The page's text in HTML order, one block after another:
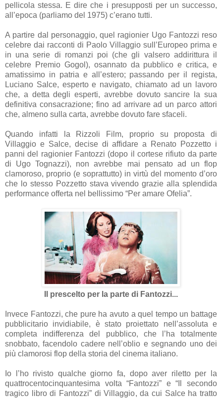
pellicola stessa. E dire che i presupposti per un successo,
all’epoca (parliamo del 1975) c’erano tutti.
A partire dal personaggio, quel ragionier Ugo Fantozzi reso
celebre dai racconti di Paolo Villaggio sull’Europeo prima e
in una serie di romanzi poi (che gli valsero addirittura il
celebre Premio Gogol), osannato da pubblico e critica, e
amatissimo in patria e all’estero; passando per il regista,
Luciano Salce, esperto e navigato, chiamato ad un lavoro
che, a detta degli esperti, avrebbe dovuto sancire la sua
definitiva consacrazione; fino ad arrivare ad un parco attori
che, almeno sulla carta, avrebbe dovuto fare sfaceli.
Quando infatti la Rizzoli Film, proprio su proposta di
Villaggio e Salce, decise di affidare a Renato Pozzetto i
panni del ragionier Fantozzi (dopo il cortese rifiuto da parte
di Ugo Tognazzi), non avrebbe mai pensato ad un flop
clamoroso, proprio (e soprattutto) in virtù del momento d’oro
che lo stesso Pozzetto stava vivendo grazie alla splendida
performance offerta nel bellissimo “Per amare Ofelia”.
Il prescelto per la parte di Fantozzi...
Invece Fantozzi, che pure ha avuto a quel tempo un battage
pubblicitario invidiabile, è stato proiettato nell’assoluta e
completa indifferenza del pubblico, che l’ha totalmente
snobbato, facendolo cadere nell’oblio e segnando uno dei
più clamorosi flop della storia del cinema italiano.
Io l’ho rivisto qualche giorno fa, dopo aver riletto per la
quattrocentocinquantesima volta “Fantozzi” e “Il secondo
tragico libro di Fantozzi” di Villaggio, da cui Salce ha tratto